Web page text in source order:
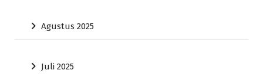
Agustus 2025
Juli 2025